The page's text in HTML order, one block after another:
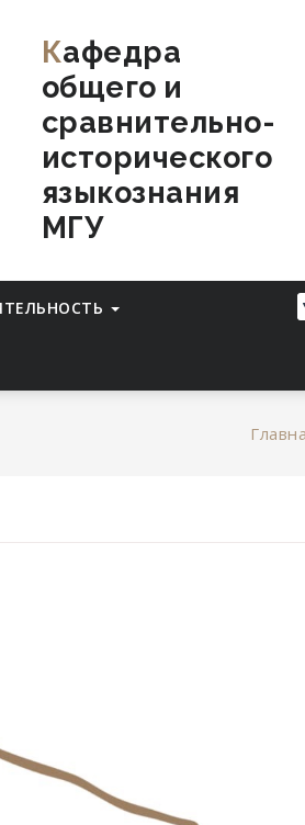
Кафедра
общего и
сравнительно-
исторического
языкознания
МГУ